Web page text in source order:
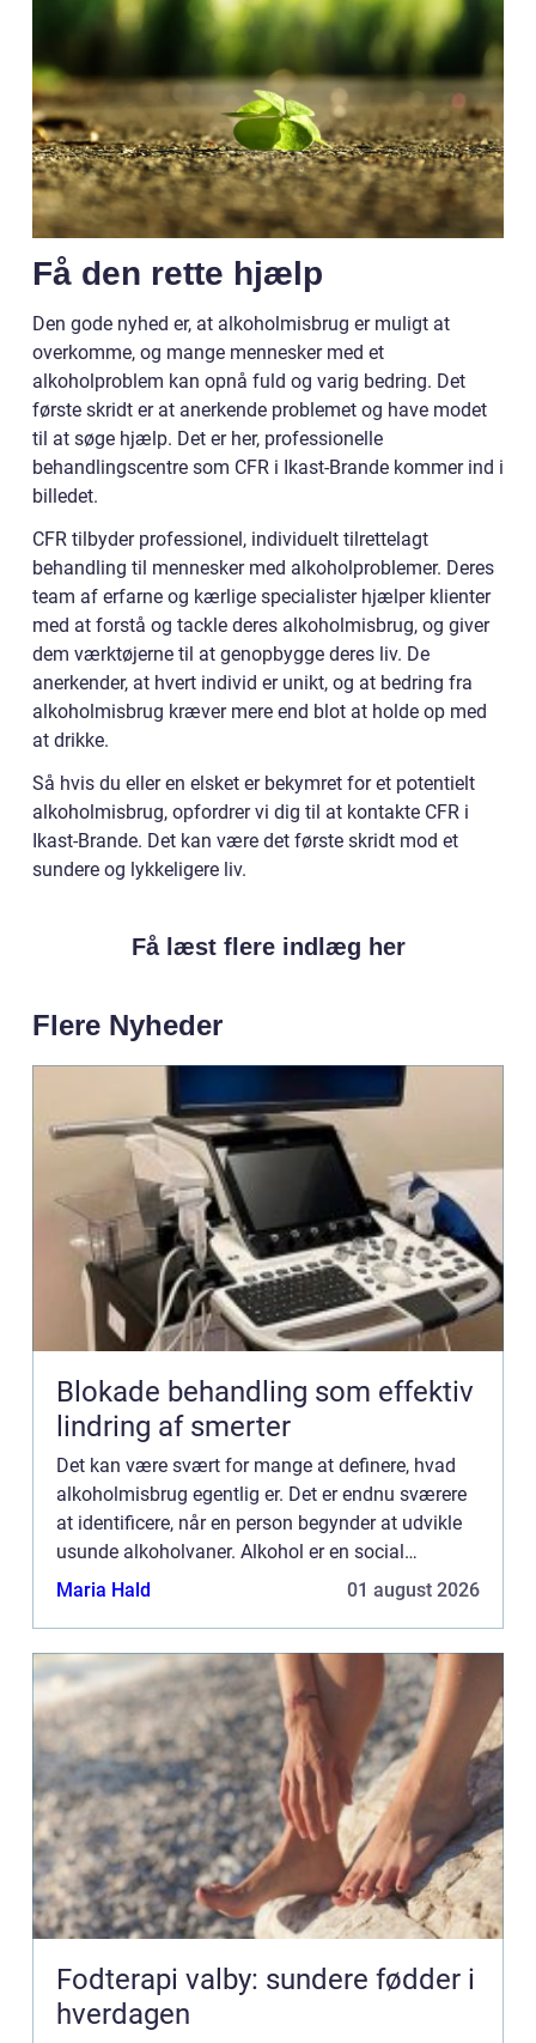
Få den rette hjælp
Den gode nyhed er, at alkoholmisbrug er muligt at
overkomme, og mange mennesker med et
alkoholproblem kan opnå fuld og varig bedring. Det
første skridt er at anerkende problemet og have modet
til at søge hjælp. Det er her, professionelle
behandlingscentre som CFR i Ikast-Brande kommer ind i
billedet.
CFR tilbyder professionel, individuelt tilrettelagt
behandling til mennesker med alkoholproblemer. Deres
team af erfarne og kærlige specialister hjælper klienter
med at forstå og tackle deres alkoholmisbrug, og giver
dem værktøjerne til at genopbygge deres liv. De
anerkender, at hvert individ er unikt, og at bedring fra
alkoholmisbrug kræver mere end blot at holde op med
at drikke.
Så hvis du eller en elsket er bekymret for et potentielt
alkoholmisbrug, opfordrer vi dig til at kontakte CFR i
Ikast-Brande. Det kan være det første skridt mod et
sundere og lykkeligere liv.
Få læst flere indlæg her
Flere Nyheder
Blokade behandling som effektiv
lindring af smerter
Det kan være svært for mange at definere, hvad
alkoholmisbrug egentlig er. Det er endnu sværere
at identificere, når en person begynder at udvikle
usunde alkoholvaner. Alkohol er en social
accepteret del af vores livsstil, hvilket gør det let at
Maria Hald 01 august 2026
Fodterapi valby: sundere fødder i
hverdagen